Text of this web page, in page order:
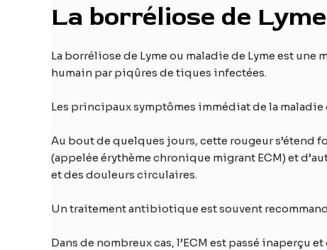
La borréliose de
La borréliose de Lyme ou maladie de Lyme est
humain par piqûres de tiques infectées.
Les principaux symptômes immédiat de la
Au bout de quelques jours, cette rougeur s’étend
(appelée érythème chronique migrant ECM) et
et des douleurs circulaires.
Un traitement antibiotique est souvent
Dans de nombreux cas, l’ECM est passé inaperçu